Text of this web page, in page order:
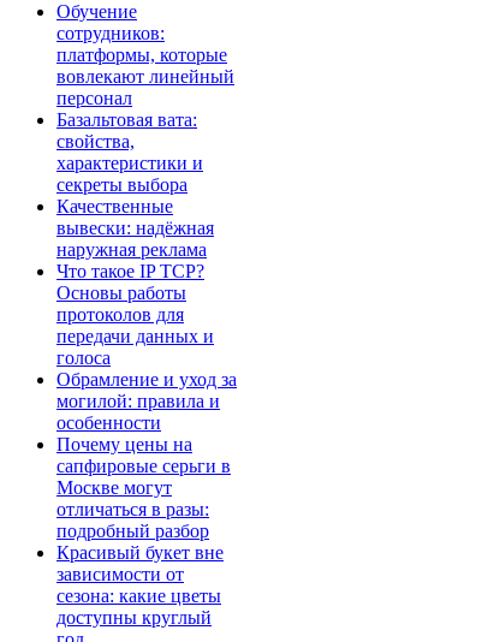
Обучение
сотрудников:
платформы, которые
вовлекают линейный
персонал
Базальтовая вата:
свойства,
характеристики и
секреты выбора
Качественные
вывески: надёжная
наружная реклама
Что такое IP TCP?
Основы работы
протоколов для
передачи данных и
голоса
Обрамление и уход за
могилой: правила и
особенности
Почему цены на
сапфировые серьги в
Москве могут
отличаться в разы:
подробный разбор
Красивый букет вне
зависимости от
сезона: какие цветы
доступны круглый